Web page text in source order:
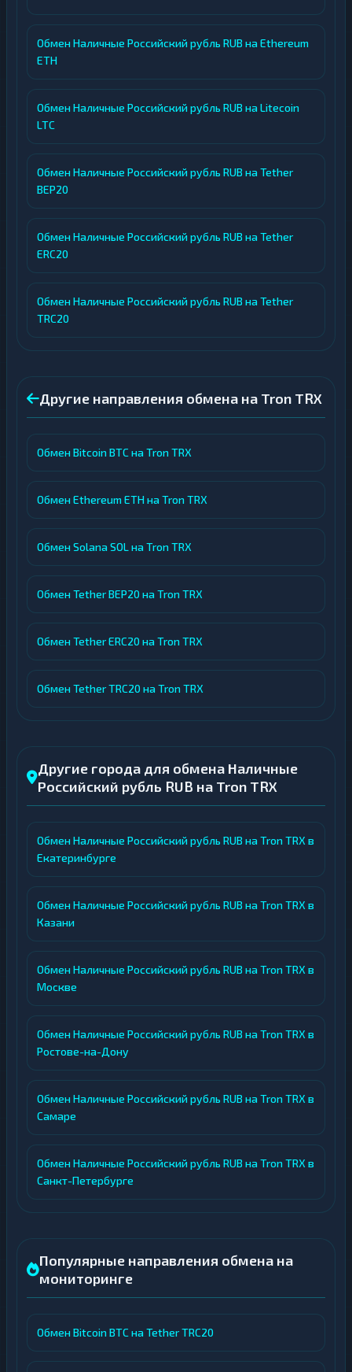
Обмен Наличные Российский рубль RUB на Ethereum
ETH
Обмен Наличные Российский рубль RUB на Litecoin
LTC
Обмен Наличные Российский рубль RUB на Tether
BEP20
Обмен Наличные Российский рубль RUB на Tether
ERC20
Обмен Наличные Российский рубль RUB на Tether
TRC20
Другие направления обмена на Tron TRX
Обмен Bitcoin BTC на Tron TRX
Обмен Ethereum ETH на Tron TRX
Обмен Solana SOL на Tron TRX
Обмен Tether BEP20 на Tron TRX
Обмен Tether ERC20 на Tron TRX
Обмен Tether TRC20 на Tron TRX
Другие города для обмена Наличные
Российский рубль RUB на Tron TRX
Обмен Наличные Российский рубль RUB на Tron TRX в
Екатеринбурге
Обмен Наличные Российский рубль RUB на Tron TRX в
Казани
Обмен Наличные Российский рубль RUB на Tron TRX в
Москве
Обмен Наличные Российский рубль RUB на Tron TRX в
Ростове-на-Дону
Обмен Наличные Российский рубль RUB на Tron TRX в
Самаре
Обмен Наличные Российский рубль RUB на Tron TRX в
Санкт-Петербурге
Популярные направления обмена на
мониторинге
Обмен Bitcoin BTC на Tether TRC20